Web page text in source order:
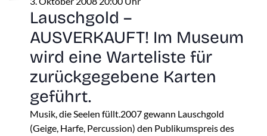
Lauschgold –
AUSVERKAUFT! Im Museum
wird eine Warteliste für
zurückgegebene Karten
geführt.
Musik, die Seelen füllt.2007 gewann Lauschgold
(Geige, Harfe, Percussion) den Publikumspreis des